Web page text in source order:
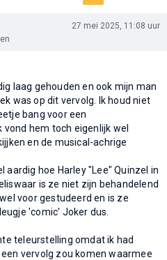
27 mei 2025, 11:08 uur
laag gehouden en ook mijn man
was op dit vervolg. Ik houd niet
bang voor een
hem toch eigenlijk wel
en de musical-achrige
aardig hoe Harley "Lee" Quinzel in
is ze niet zijn behandelend
voor gestudeerd en is ze
'comic' Joker dus.
teleurstelling omdat ik had
vervolg zou komen waarmee